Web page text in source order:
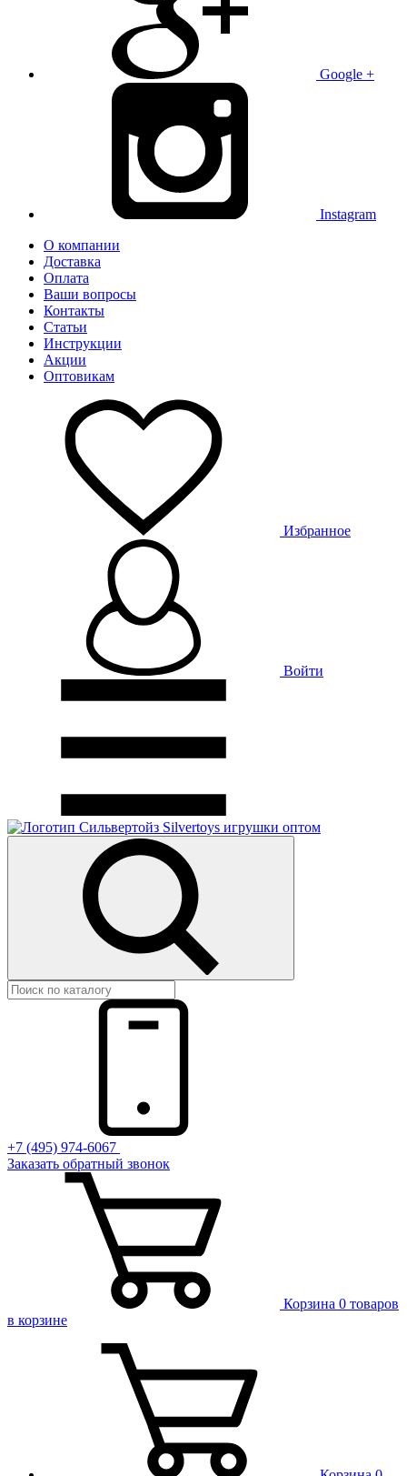
Google +
Instagram
О компании
Доставка
Оплата
Ваши вопросы
Контакты
Статьи
Инструкции
Акции
Оптовикам
Избранное
Войти
+7 (495) 974-6067
Заказать обратный звонок
Корзина 0 товаров
в корзине